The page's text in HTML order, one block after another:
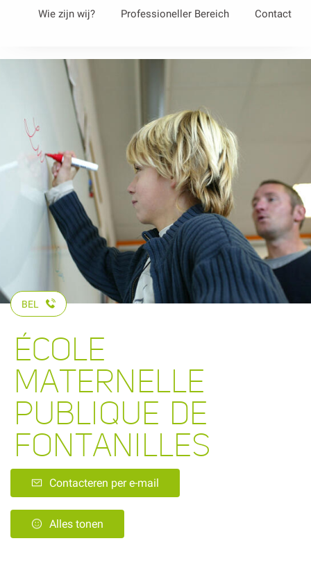
Wie zijn wij? Professioneller Bereich Contact
BEL
ÉCOLE
MATERNELLE
PUBLIQUE DE
FONTANILLES
Contacteren per e-mail
Alles tonen